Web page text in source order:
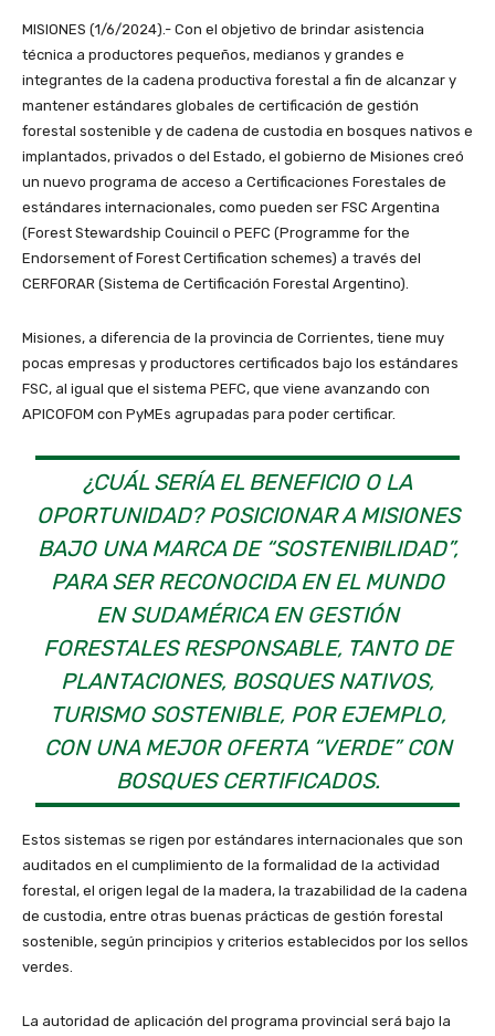
MISIONES (1/6/2024).- Con el objetivo de brindar asistencia
técnica a productores pequeños, medianos y grandes e
integrantes de la cadena productiva forestal a fin de alcanzar y
mantener estándares globales de certificación de gestión
forestal sostenible y de cadena de custodia en bosques nativos e
implantados, privados o del Estado, el gobierno de Misiones creó
un nuevo programa de acceso a Certificaciones Forestales de
estándares internacionales, como pueden ser FSC Argentina
(Forest Stewardship Couincil o PEFC (Programme for the
Endorsement of Forest Certification schemes) a través del
CERFORAR (Sistema de Certificación Forestal Argentino).
Misiones, a diferencia de la provincia de Corrientes, tiene muy
pocas empresas y productores certificados bajo los estándares
FSC, al igual que el sistema PEFC, que viene avanzando con
APICOFOM con PyMEs agrupadas para poder certificar.
¿CUÁL SERÍA EL BENEFICIO O LA
OPORTUNIDAD? POSICIONAR A MISIONES
BAJO UNA MARCA DE “SOSTENIBILIDAD”,
PARA SER RECONOCIDA EN EL MUNDO
EN SUDAMÉRICA EN GESTIÓN
FORESTALES RESPONSABLE, TANTO DE
PLANTACIONES, BOSQUES NATIVOS,
TURISMO SOSTENIBLE, POR EJEMPLO,
CON UNA MEJOR OFERTA “VERDE” CON
BOSQUES CERTIFICADOS.
Estos sistemas se rigen por estándares internacionales que son
auditados en el cumplimiento de la formalidad de la actividad
forestal, el origen legal de la madera, la trazabilidad de la cadena
de custodia, entre otras buenas prácticas de gestión forestal
sostenible, según principios y criterios establecidos por los sellos
verdes.
La autoridad de aplicación del programa provincial será bajo la